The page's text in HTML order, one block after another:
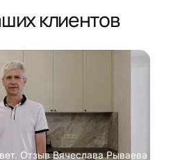
клиентов
Отзыв Вячеслава Рываева